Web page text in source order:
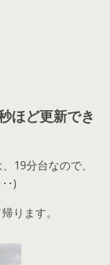
ほど更新でき
19分台なので、
･)
ります。